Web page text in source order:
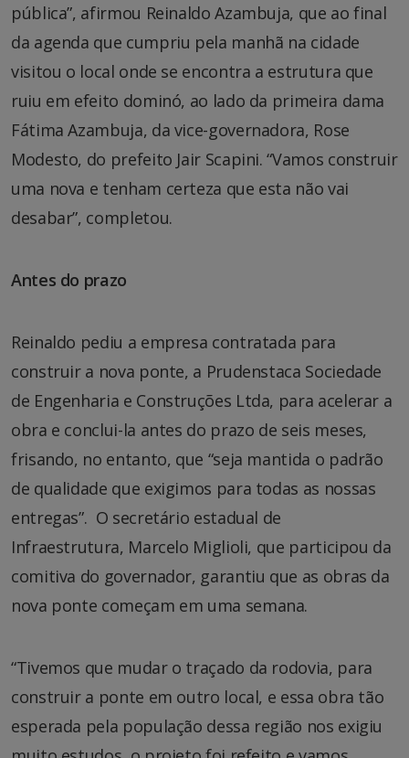
pública”, afirmou Reinaldo Azambuja, que ao final
da agenda que cumpriu pela manhã na cidade
visitou o local onde se encontra a estrutura que
ruiu em efeito dominó, ao lado da primeira dama
Fátima Azambuja, da vice-governadora, Rose
Modesto, do prefeito Jair Scapini. “Vamos construir
uma nova e tenham certeza que esta não vai
desabar”, completou.
Antes do prazo
Reinaldo pediu a empresa contratada para
construir a nova ponte, a Prudenstaca Sociedade
de Engenharia e Construções Ltda, para acelerar a
obra e conclui-la antes do prazo de seis meses,
frisando, no entanto, que “seja mantida o padrão
de qualidade que exigimos para todas as nossas
entregas”. O secretário estadual de
Infraestrutura, Marcelo Miglioli, que participou da
comitiva do governador, garantiu que as obras da
nova ponte começam em uma semana.
“Tivemos que mudar o traçado da rodovia, para
construir a ponte em outro local, e essa obra tão
esperada pela população dessa região nos exigiu